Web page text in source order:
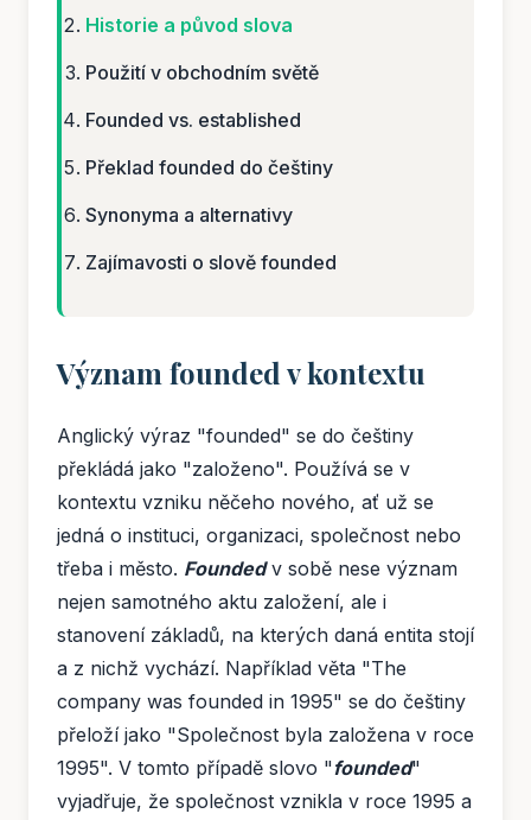
Historie a původ slova
Použití v obchodním světě
Founded vs. established
Překlad founded do češtiny
Synonyma a alternativy
Zajímavosti o slově founded
Význam founded v kontextu
Anglický výraz "founded" se do češtiny
překládá jako "založeno". Používá se v
kontextu vzniku něčeho nového, ať už se
jedná o instituci, organizaci, společnost nebo
třeba i město. Foundedv sobě nese význam
nejen samotného aktu založení, ale i
stanovení základů, na kterých daná entita stojí
a z nichž vychází. Například věta "The
company was founded in 1995" se do češtiny
přeloží jako "Společnost byla založena v roce
1995". V tomto případě slovo "founded"
vyjadřuje, že společnost vznikla v roce 1995 a